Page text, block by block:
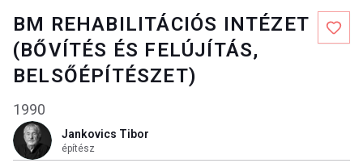
BM REHABILITÁCIÓS INTÉZET
(BŐVÍTÉS ÉS FELÚJÍTÁS,
BELSŐÉPÍTÉSZET)
1990
Jankovics Tibor
építész